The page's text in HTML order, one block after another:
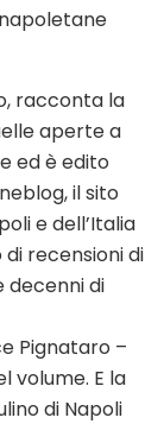
racconta la
aperte a
ed è edito
il sito
e dell’Italia
recensioni di
decenni di
Pignataro –
volume. E la
di Napoli